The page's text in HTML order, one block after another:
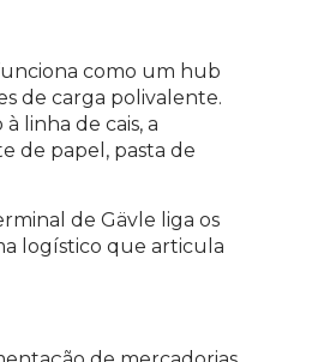
como um hub
de carga polivalente.
linha de cais, a
de papel, pasta de
de Gävle liga os
logístico que articula